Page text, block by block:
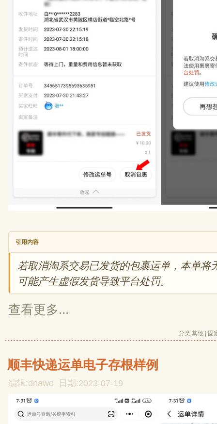
引用内容
若取消淘系交易已发货的包裹运单，本单将
可能产生虚假发货导致平台处罚。
查看更多...
分类:其他 固
顺丰快递运单电子存根样例
编辑:dnawo 日期:2023-07-19